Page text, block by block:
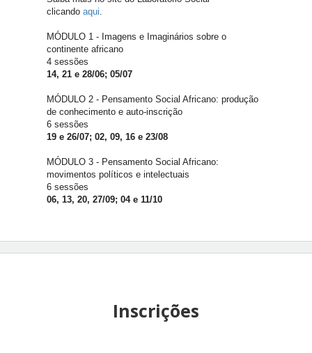
clicandoaqui
MÓDULO 1 - Imagens e Imaginários sobre o
continente africano
4 sessões
14, 21 e 28/06; 05/07
MÓDULO 2 - Pensamento Social Africano: produção
de conhecimento e auto-inscrição
6 sessões
19 e 26/07; 02, 09, 16 e 23/08
MÓDULO 3 - Pensamento Social Africano:
movimentos políticos e intelectuais
6 sessões
06, 13, 20, 27/09; 04 e 11/10
Inscrições